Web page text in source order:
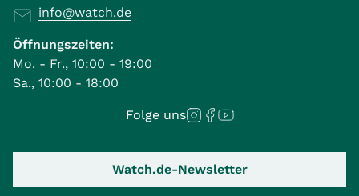
info@watch.de
Öffnungszeiten:
Mo. - Fr., 10:00 - 19:00
Sa., 10:00 - 18:00
Folge uns
Watch.de-Newsletter